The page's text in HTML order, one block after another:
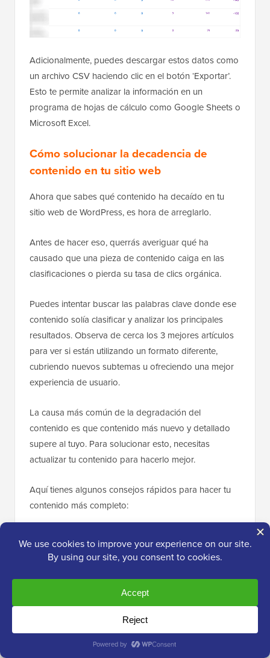
Adicionalmente, puedes descargar estos datos como
un archivo CSV haciendo clic en el botón ‘Exportar’.
Esto te permite analizar la información en un
programa de hojas de cálculo como Google Sheets o
Microsoft Excel.
Cómo solucionar la decadencia de
contenido en tu sitio web
Ahora que sabes qué contenido ha decaído en tu
sitio web de WordPress, es hora de arreglarlo.
Antes de hacer eso, querrás averiguar qué ha
causado que una pieza de contenido caiga en las
clasificaciones o pierda su tasa de clics orgánica.
Puedes intentar buscar las palabras clave donde ese
contenido solía clasificar y analizar los principales
resultados. Observa de cerca los 3 mejores artículos
para ver si están utilizando un formato diferente,
cubriendo nuevos subtemas u ofreciendo una mejor
experiencia de usuario.
La causa más común de la degradación del
contenido es que contenido más nuevo y detallado
supere al tuyo. Para solucionar esto, necesitas
actualizar tu contenido para hacerlo mejor.
Aquí tienes algunos consejos rápidos para hacer tu
contenido más completo:
optimizar tu publicación de blog para SEO,
agregar contenido nuevo y más útil que quizás
hayas pasado por alto antes.
Incrusta un video– Agregar imágenes y
videos es excelente para generar participación